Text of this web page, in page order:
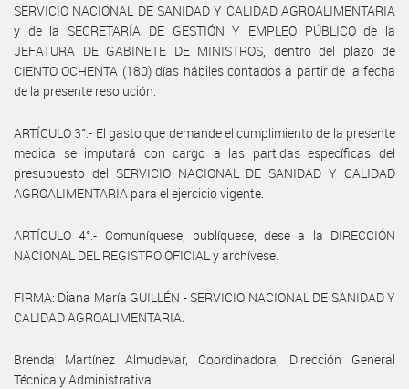
SERVICIO NACIONAL DE SANIDAD Y CALIDAD AGROALIMENTARIA
y de la SECRETARÍA DE GESTIÓN Y EMPLEO PÚBLICO de la
JEFATURA DE GABINETE DE MINISTROS, dentro del plazo de
CIENTO OCHENTA (180) días hábiles contados a partir de la fecha
de la presente resolución.
ARTÍCULO 3°.- El gasto que demande el cumplimiento de la presente
medida se imputará con cargo a las partidas específicas del
presupuesto del SERVICIO NACIONAL DE SANIDAD Y CALIDAD
AGROALIMENTARIA para el ejercicio vigente.
ARTÍCULO 4°.- Comuníquese, publíquese, dese a la DIRECCIÓN
NACIONAL DEL REGISTRO OFICIAL y archívese.
FIRMA: Diana María GUILLÉN - SERVICIO NACIONAL DE SANIDAD Y
CALIDAD AGROALIMENTARIA.
Brenda Martínez Almudevar, Coordinadora, Dirección General
Técnica y Administrativa.